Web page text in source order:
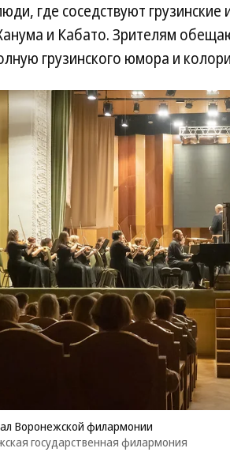
где соседствуют
и Кабато. Зрителям
грузинского юмора и
Воронежской филармонии
государственная филармония